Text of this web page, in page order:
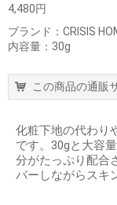
4,480円
ブランド：CRISIS
内容量：30g
この商品の通販
化粧下地の代わり
です。30gと大容
分がたっぷり配合
バーしながらスキ